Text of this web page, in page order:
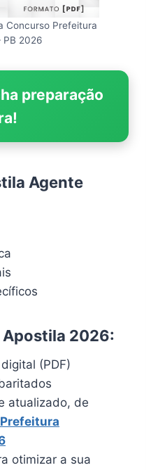
Concurso Prefeitura
PB 2026
preparação
Agente
2026:
(PDF)
atualizado, de
otimizar a sua